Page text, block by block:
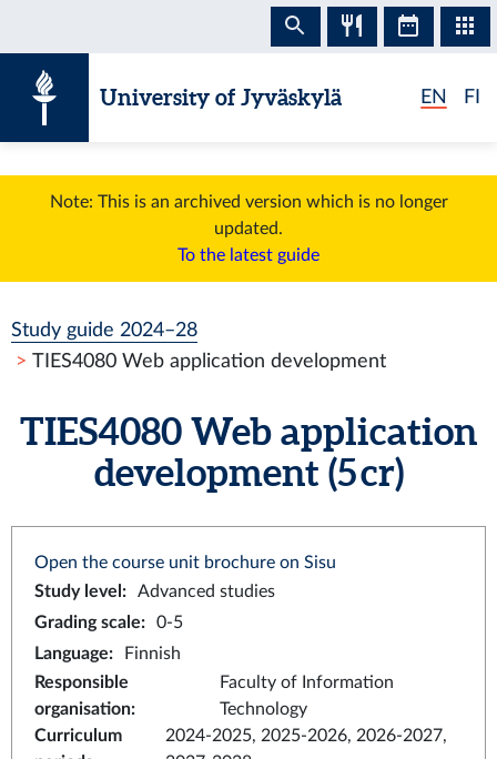
University of Jyväskylä EN FI
Note: This is an archived version which is no longer
updated.
To the latest guide
Study guide 2024–28
TIES4080 Web application development
TIES4080 Web application
development (5 cr)
Open the course unit brochure on Sisu
Study level :
Advanced studies
Grading scale:
0-5
Language:
Finnish
Responsible
organisation:
Faculty of Information
Technology
Curriculum
2024-2025, 2025-2026, 2026-2027,